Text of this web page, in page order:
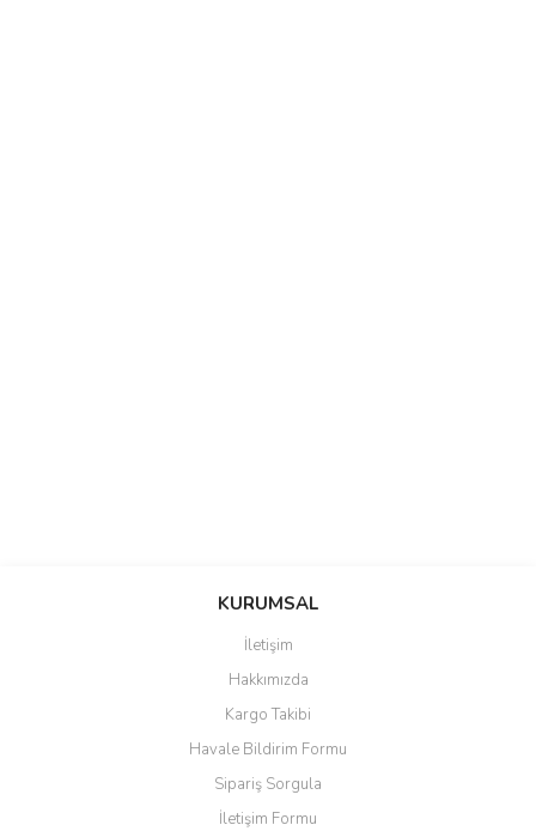
Bu ürüne ilk yorumu siz yapın!
güzel paketlenmiş ama yanında
ile 24 izlenmektedir diye küçük
bir tabela olsa daha hoş
KURUMSAL
İletişim
Hakkımızda
Kargo Takibi
Havale Bildirim Formu
Sipariş Sorgula
İletişim Formu